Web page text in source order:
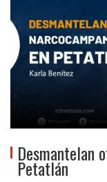
Desmantelan
Petatlán